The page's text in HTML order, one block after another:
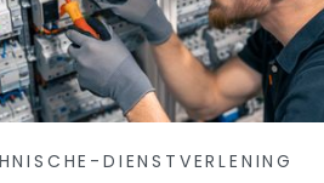
DIENSTVERLENING